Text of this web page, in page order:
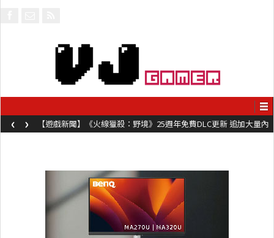
【遊戲新聞】《火線獵殺：野境》25週年免費DLC更新 追加大量內
容同時系舊作限時超平價折扣
‹ ›